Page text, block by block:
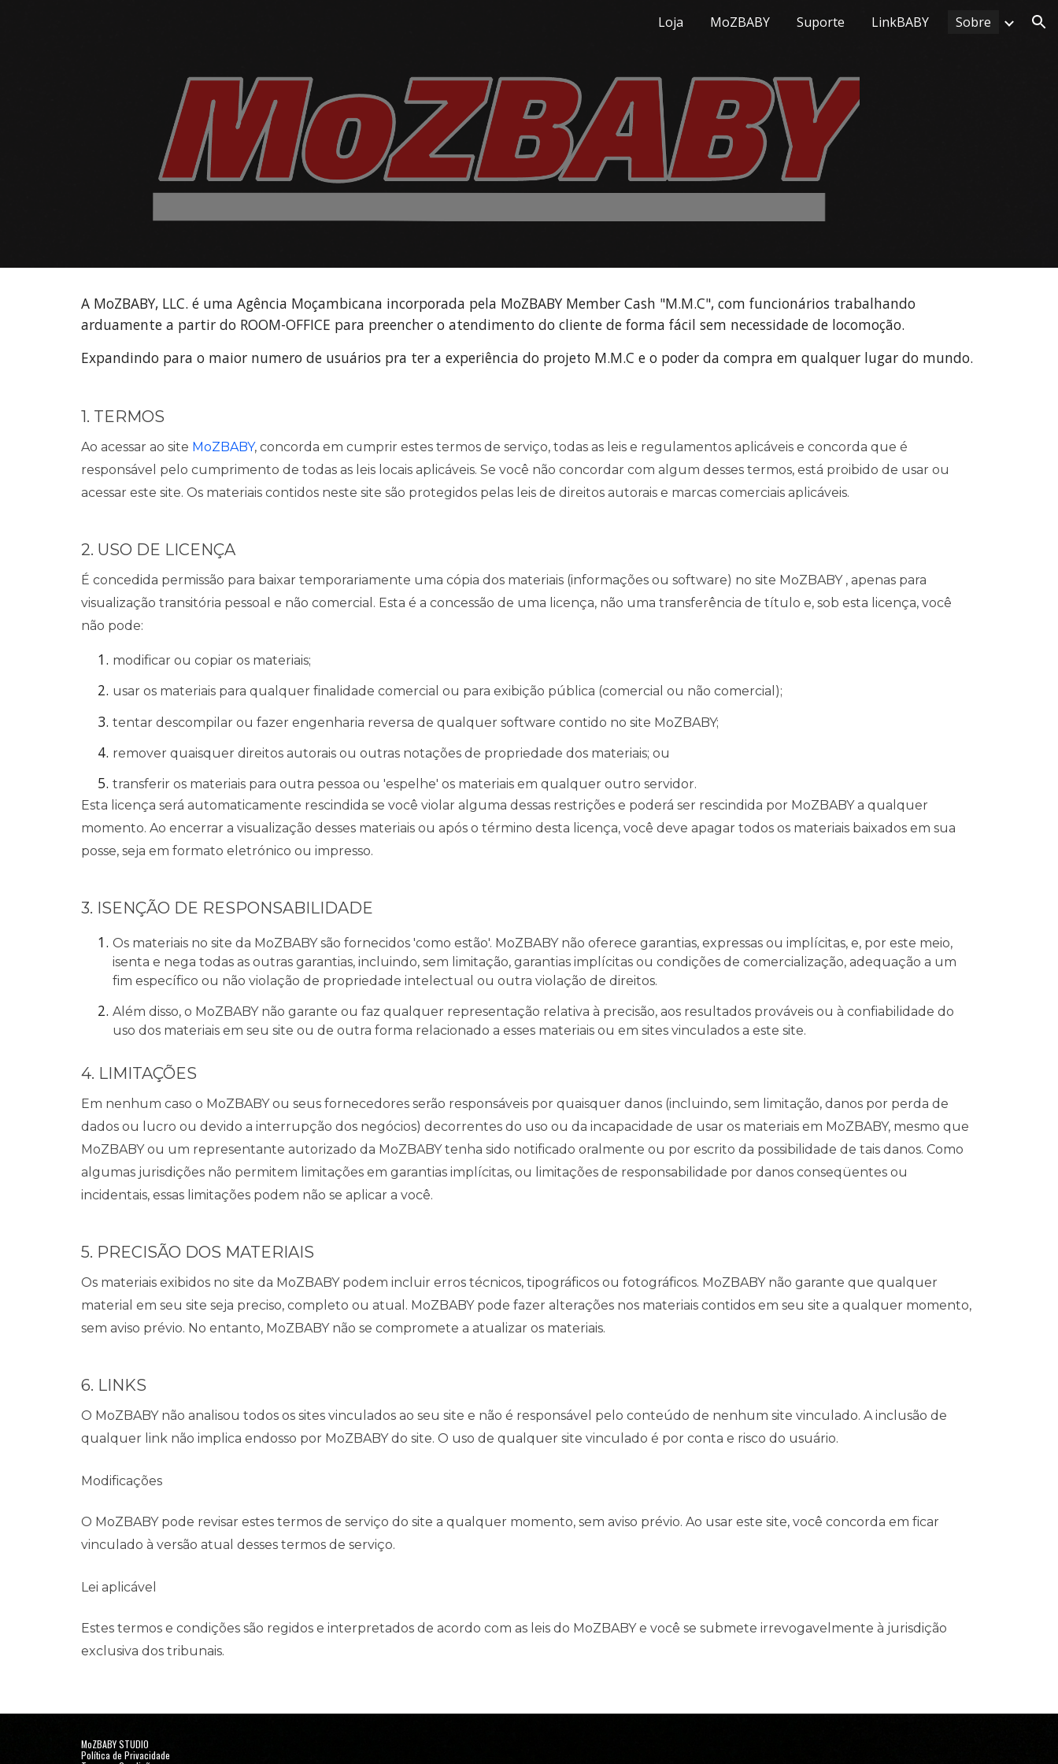
Skip to navigation
Loja MoZBABY Suporte LinkBABY Sobre
A MoZBABY, LLC. é uma Agência Moçambicana incorporada pela MoZBABY Member Cash "M.M.C", com funcionários trabalhando
arduamente a partir do ROOM-OFFICE para preencher o atendimento do cliente de forma fácil sem necessidade de locomoção.
Expandindo para o maior numero de usuários pra ter a experiência do projeto M.M.C e o poder da compra em qualquer lugar do mundo.
1. TERMOS
Ao acessar ao site MoZBABY, concorda em cumprir estes termos de serviço, todas as leis e regulamentos aplicáveis ​​e concorda que é
responsável pelo cumprimento de todas as leis locais aplicáveis. Se você não concordar com algum desses termos, está proibido de usar ou
acessar este site. Os materiais contidos neste site são protegidos pelas leis de direitos autorais e marcas comerciais aplicáveis.
2. USO DE LICENÇA
É concedida permissão para baixar temporariamente uma cópia dos materiais (informações ou software) no site MoZBABY , apenas para
visualização transitória pessoal e não comercial. Esta é a concessão de uma licença, não uma transferência de título e, sob esta licença, você
não pode:
modificar ou copiar os materiais;
usar os materiais para qualquer finalidade comercial ou para exibição pública (comercial ou não comercial);
tentar descompilar ou fazer engenharia reversa de qualquer software contido no site MoZBABY;
remover quaisquer direitos autorais ou outras notações de propriedade dos materiais; ou
transferir os materiais para outra pessoa ou 'espelhe' os materiais em qualquer outro servidor.
Esta licença será automaticamente rescindida se você violar alguma dessas restrições e poderá ser rescindida por MoZBABY a qualquer
momento. Ao encerrar a visualização desses materiais ou após o término desta licença, você deve apagar todos os materiais baixados em sua
posse, seja em formato eletrónico ou impresso.
3. ISENÇÃO DE RESPONSABILIDADE
Os materiais no site da MoZBABY são fornecidos 'como estão'. MoZBABY não oferece garantias, expressas ou implícitas, e, por este meio,
isenta e nega todas as outras garantias, incluindo, sem limitação, garantias implícitas ou condições de comercialização, adequação a um
fim específico ou não violação de propriedade intelectual ou outra violação de direitos.
Além disso, o MoZBABY não garante ou faz qualquer representação relativa à precisão, aos resultados prováveis ​​ou à confiabilidade do
uso dos materiais em seu site ou de outra forma relacionado a esses materiais ou em sites vinculados a este site.
4. LIMITAÇÕES
Em nenhum caso o MoZBABY ou seus fornecedores serão responsáveis ​​por quaisquer danos (incluindo, sem limitação, danos por perda de
dados ou lucro ou devido a interrupção dos negócios) decorrentes do uso ou da incapacidade de usar os materiais em MoZBABY, mesmo que
MoZBABY ou um representante autorizado da MoZBABY tenha sido notificado oralmente ou por escrito da possibilidade de tais danos. Como
algumas jurisdições não permitem limitações em garantias implícitas, ou limitações de responsabilidade por danos conseqüentes ou
incidentais, essas limitações podem não se aplicar a você.
5. PRECISÃO DOS MATERIAIS
Os materiais exibidos no site da MoZBABY podem incluir erros técnicos, tipográficos ou fotográficos. MoZBABY não garante que qualquer
material em seu site seja preciso, completo ou atual. MoZBABY pode fazer alterações nos materiais contidos em seu site a qualquer momento,
sem aviso prévio. No entanto, MoZBABY não se compromete a atualizar os materiais.
6. LINKS
O MoZBABY não analisou todos os sites vinculados ao seu site e não é responsável pelo conteúdo de nenhum site vinculado. A inclusão de
qualquer link não implica endosso por MoZBABY do site. O uso de qualquer site vinculado é por conta e risco do usuário.
Modificações
O MoZBABY pode revisar estes termos de serviço do site a qualquer momento, sem aviso prévio. Ao usar este site, você concorda em ficar
vinculado à versão atual desses termos de serviço.
Lei aplicável
Estes termos e condições são regidos e interpretados de acordo com as leis do MoZBABY e você se submete irrevogavelmente à jurisdição
exclusiva dos tribunais.
MoZBABY STUDIO
Política de Privacidade